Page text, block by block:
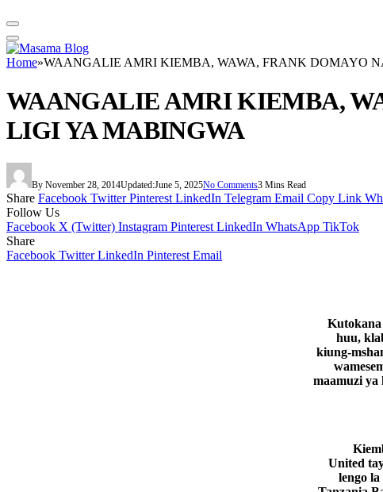
Home»WAANGALIE AMRI KIEMBA, WAWA, FRANK DOMAYO
WAANGALIE AMRI KIEMBA,
LIGI YA MABINGWA
By November 28, 2014Updated:June 5, 2025No Comments3 Mins Read
Share Facebook Twitter Pinterest LinkedIn Telegram Email Copy Link
Follow Us
Facebook X (Twitter) Instagram Pinterest LinkedIn WhatsApp TikTok
Share
Facebook Twitter LinkedIn Pinterest Email
Kutokana
huu,
kiung-
maamuzi ya
United
lengo